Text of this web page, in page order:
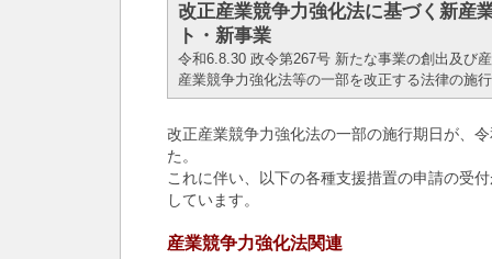
改正産業競争力強化法に基づく新産
ト・新事業
令和6.8.30 政令第267号 新たな事業の創出及び
産業競争力強化法等の一部を改正する法律の施
改正産業競争力強化法の一部の施行期日が、
た。
これに伴い、以下の各種支援措置の申請の受
しています。
産業競争力強化法関連